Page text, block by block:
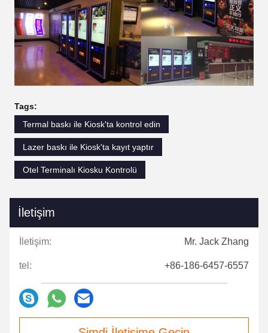
Tags:
Termal baskı ile Kiosk'ta kontrol edin
Lazer baskı ile Kiosk'ta kayıt yaptır
Otel Terminalı Kiosku Kontrolü
İletişim
İletişim: Mr. Jack Zhang
tel: +86-186-6457-6557